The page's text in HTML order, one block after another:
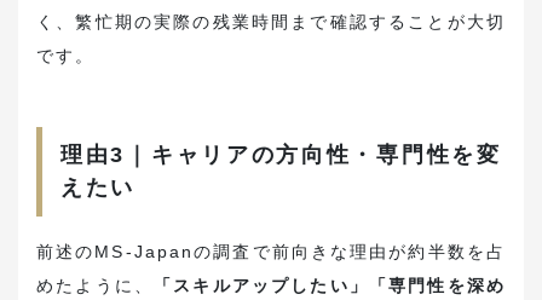
く、繁忙期の実際の残業時間まで確認することが大切
です。
理由3｜キャリアの方向性・専門性を変
えたい
前述のMS-Japanの調査で前向きな理由が約半数を占
めたように、
「スキルアップしたい」「専門性を深め